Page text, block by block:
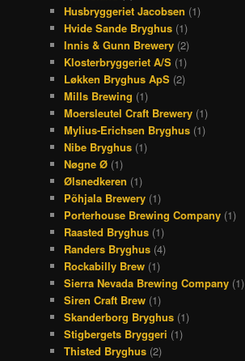
Husbryggeriet Jacobsen (1)
Hvide Sande Bryghus (1)
Innis & Gunn Brewery (2)
Klosterbryggeriet A/S (1)
Løkken Bryghus ApS (2)
Mills Brewing (1)
Moersleutel Craft Brewery (1)
Mylius-Erichsen Bryghus (1)
Nibe Bryghus (1)
Nøgne Ø (1)
Ølsnedkeren (1)
Põhjala Brewery (1)
Porterhouse Brewing Company (1)
Raasted Bryghus (1)
Randers Bryghus (4)
Rockabilly Brew (1)
Sierra Nevada Brewing Company (1)
Siren Craft Brew (1)
Skanderborg Bryghus (1)
Stigbergets Bryggeri (1)
Thisted Bryghus (2)